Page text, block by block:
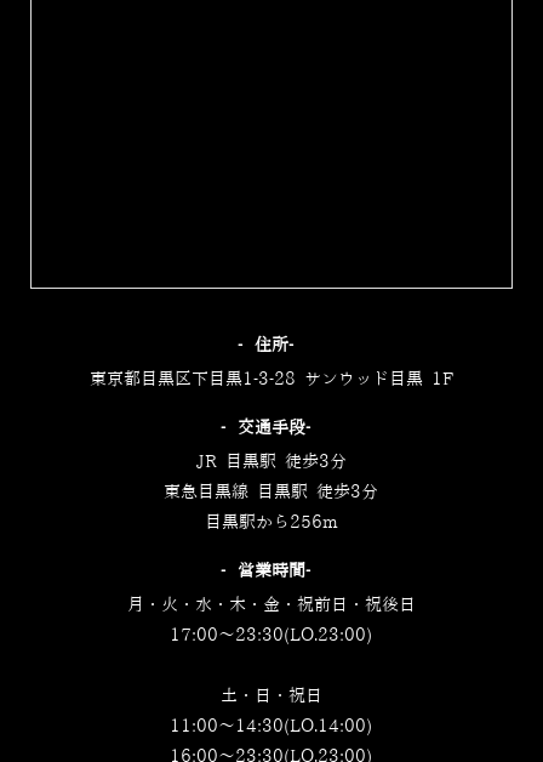
‐住所‐
東京都目黒区下目黒1-3-28 サンウッド目黒 1F
‐交通手段‐
JR 目黒駅 徒歩3分
東急目黒線 目黒駅 徒歩3分
目黒駅から256m
‐営業時間‐
月・火・水・木・金・祝前日・祝後日
17:00～23:30(LO.23:00)
土・日・祝日
11:00～14:30(LO.14:00)
16:00～23:30(LO.23:00)